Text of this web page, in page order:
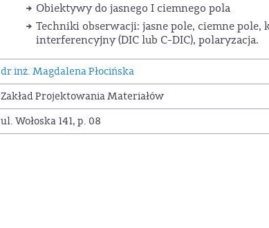
Obiektywy do jasnego I ciemnego pola
Techniki obserwacji: jasne pole, ciemne
interferencyjny (DIC lub C-DIC), polaryzacja.
dr inż. Magdalena Płocińska
Zakład Projektowania Materiałów
ul. Wołoska 141, p. 08